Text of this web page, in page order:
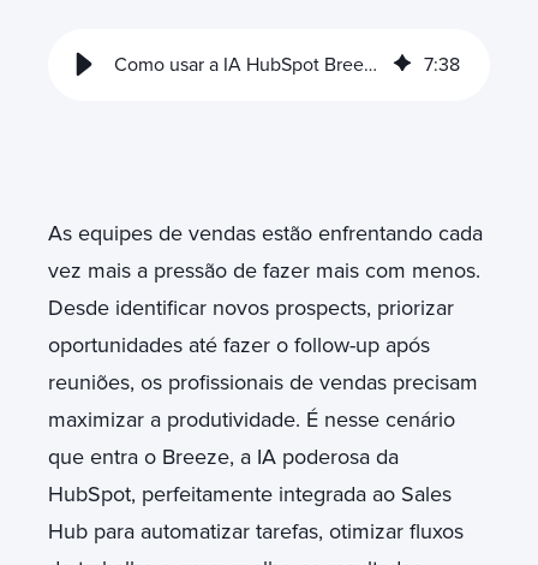
Como usar a IA HubSpot Breeze com o Sales Hub para impulsionar vendas 7:38
As equipes de vendas estão enfrentando cada
vez mais a pressão de fazer mais com menos.
Desde identificar novos prospects, priorizar
oportunidades até fazer o follow-up após
reuniões, os profissionais de vendas precisam
maximizar a produtividade. É nesse cenário
que entra o Breeze, a IA poderosa da
HubSpot, perfeitamente integrada ao Sales
Hub para automatizar tarefas, otimizar fluxos